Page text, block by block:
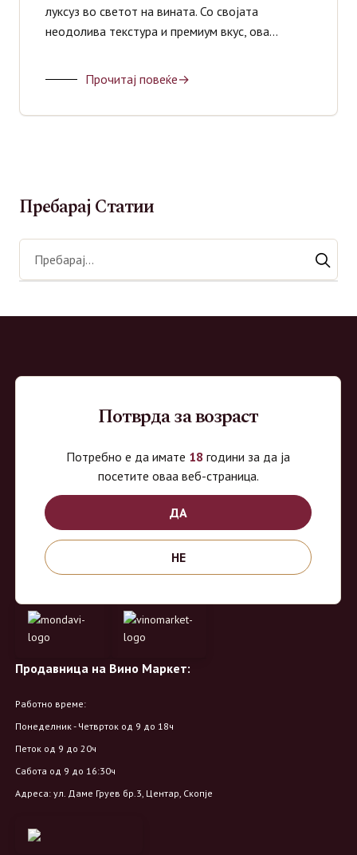
Коњак
Новости
Сирупи
луксуз во светот на вината. Со својата
неодолива текстура и премиум вкус, ова…
Прочитај повеќе
Пребарај Статии
ВиноМаркет
Специјализирана on-line продавница за вино, алкохолни пијалоци и
акцесоари. Нудиме широк избор на различни сорти на вино од
домашните винарии, со избор на преку 8 винарии и 150 различни
Овозможено од:
Продавница на Вино Маркет:
Работно време:
Понеделник - Четврток од 9 до 18ч
Петок од 9 до 20ч
Сабота од 9 до 16:30ч
Адреса: ул. Даме Груев бр.3, Центар, Скопје
Потврда за возраст
Потребно е да имате 18 години за да ја
посетите оваа веб-страница.
ДА
НЕ